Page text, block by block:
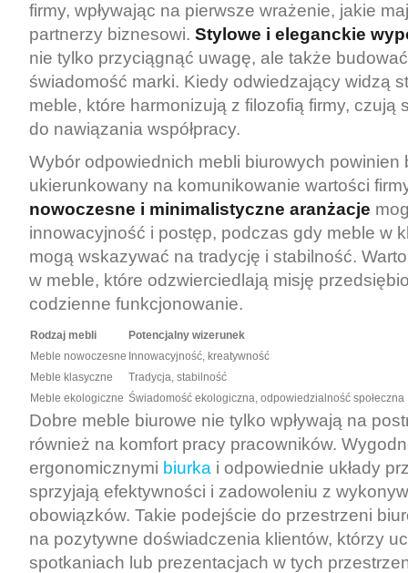
firmy, wpływając na pierwsze wrażenie, jakie
partnerzy biznesowi. Stylowe i eleganckie
nie tylko przyciągnąć uwagę, ale także
świadomość marki. Kiedy odwiedzający widzą
meble, które harmonizują z filozofią firmy, czują
do nawiązania współpracy.
Wybór odpowiednich mebli biurowych powinien
ukierunkowany na komunikowanie wartości
nowoczesne i minimalistyczne aranżacje
innowacyjność i postęp, podczas gdy meble w
mogą wskazywać na tradycję i stabilność.
w meble, które odzwierciedlają misję
codzienne funkcjonowanie.
Rodzaj mebli
Potencjalny wizerunek
Meble nowoczesne Innowacyjność, kreatywność
Meble klasyczne
Tradycja, stabilność
Meble ekologiczne Świadomość ekologiczna, odpowiedzialność społeczna
Dobre meble biurowe nie tylko wpływają na
również na komfort pracy pracowników.
ergonomicznymi biurka i odpowiednie układy
sprzyjają efektywności i zadowoleniu z
obowiązków. Takie podejście do przestrzeni
na pozytywne doświadczenia klientów, którzy
spotkaniach lub prezentacjach w tych